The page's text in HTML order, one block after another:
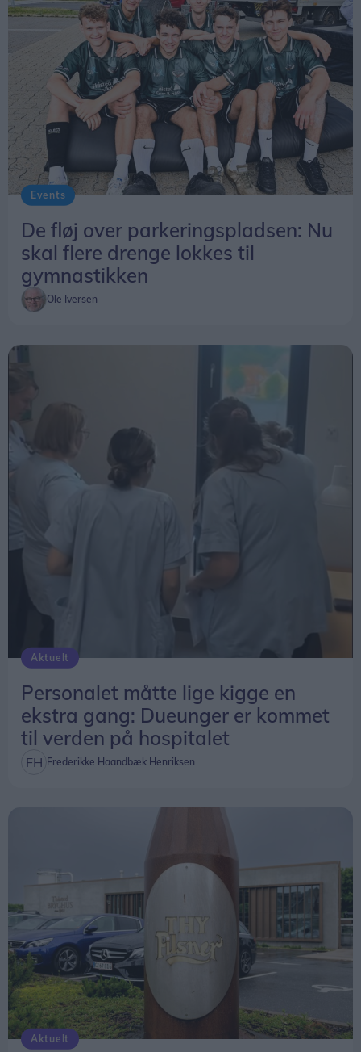
Events
De fløj over parkeringspladsen: Nu
skal flere drenge lokkes til
gymnastikken
Ole Iversen
Aktuelt
Personalet måtte lige kigge en
ekstra gang: Dueunger er kommet
til verden på hospitalet
Frederikke Haandbæk Henriksen
Aktuelt